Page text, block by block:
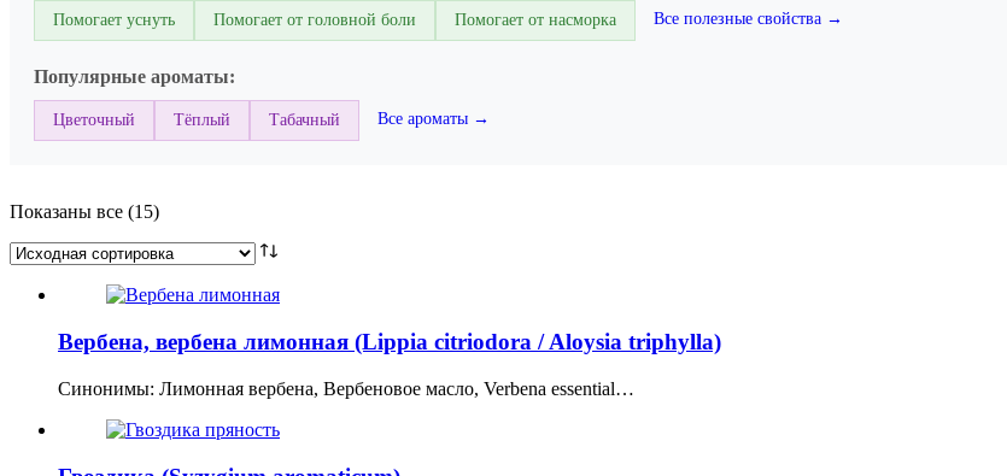
Помогает уснуть Помогает от головной боли Помогает от насморка Все полезные свойства →
Популярные ароматы:
Цветочный Тёплый Табачный Все ароматы →
Показаны все (15)
Вербена, вербена лимонная (Lippia citriodora / Aloysia triphylla)
Синонимы: Лимонная вербена, Вербеновое масло, Verbena essential…